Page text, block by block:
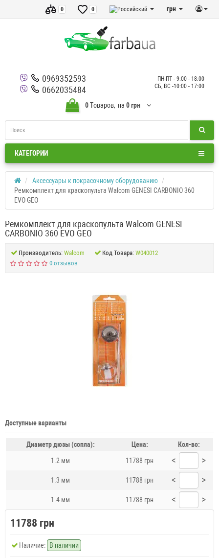
грн
0
0
0969352593
0662035484
ПН-ПТ - 9:00 - 18:00
СБ, ВС -10:00 - 17:00
0Tоваров, на 0 грн
КАТЕГОРИИ
Аксессуары к покрасочному оборудованию
Ремкомплект для краскопульта Walcom GENESI CARBONIO 360
EVO GEO
Ремкомплект для краскопульта Walcom GENESI
CARBONIO 360 EVO GEO
Производитель: Walcom Код Товара: W040012
0 отзывов
Доступные варианты
Диаметр дюзы (сопла): Цена: Кол-во:
1.2 мм 11788 грн < >
1.3 мм 11788 грн < >
1.4 мм 11788 грн < >
11788 грн
Наличие: В наличии